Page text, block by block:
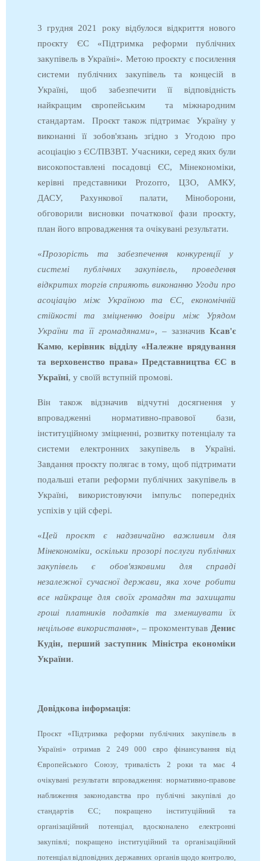
3 грудня 2021 року відбулося відкриття нового
проєкту ЄС «Підтримка реформи публічних
закупівель в Україні». Метою проєкту є посилення
системи публічних закупівель та концесій в
Україні, щоб забезпечити її відповідність
найкращим європейським та міжнародним
стандартам. Проєкт також підтримає Україну у
виконанні її зобов'язань згідно з Угодою про
асоціацію з ЄС/ПВЗВТ. Учасники, серед яких були
високопоставлені посадовці ЄС, Мінекономіки,
керівні представники Prozorro, ЦЗО, АМКУ,
ДАСУ, Рахункової палати, Міноборони,
обговорили висновки початкової фази проєкту,
план його впровадження та очікувані результати.
«Прозорість та забезпечення конкуренції у
системі публічних закупівель, проведення
відкритих торгів сприяють виконанню Угоди про
асоціацію між Україною та ЄС, економічній
стійкості та зміцненню довіри між Урядом
України та її громадянами», – зазначив Ксав'є
Камю, керівник відділу «Належне врядування
та верховенство права» Представництва ЄС в
Україні, у своїй вступній промові.
Він також відзначив відчутні досягнення у
впровадженні нормативно-правової бази,
інституційному зміцненні, розвитку потенціалу та
системи електронних закупівель в Україні.
Завдання проєкту полягає в тому, щоб підтримати
подальші етапи реформи публічних закупівель в
Україні, використовуючи імпульс попередніх
успіхів у цій сфері.
«Цей проєкт є надзвичайно важливим для
Мінекономіки, оскільки прозорі послуги публічних
закупівель є обов'язковими для справді
незалежної сучасної держави, яка хоче робити
все найкраще для своїх громадян та захищати
гроші платників податків та зменшувати їх
нецільове використання», – прокоментував Денис
Кудін, перший заступник Міністра економіки
України.
Довідкова інформація:
Проєкт «Підтримка реформи публічних закупівель в
Україні»
отримав 2 249 000 євро фінансування від
Європейського Союзу, тривалість 2 роки та має 4
очікувані результати впровадження: нормативно-правове
наближення законодавства про публічні закупівлі до
стандартів ЄС; покращено інституційний та
організаційний потенціал, вдосконалено електронні
закупівлі; покращено інституційний та організаційний
потенціал відповідних державних органів щодо контролю,